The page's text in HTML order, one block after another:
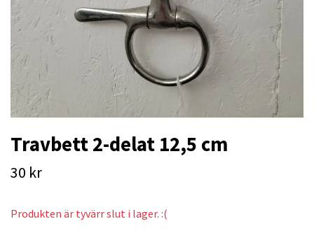
Travbett 2-delat 12,5 cm
30 kr
Produkten är tyvärr slut i lager. :(